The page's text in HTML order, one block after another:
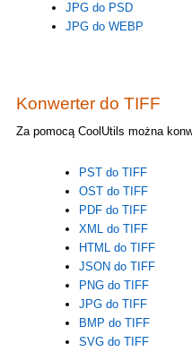
JPG do PSD
JPG do WEBP
Konwerter do TIFF
Za pomocą CoolUtils można
PST do TIFF
OST do TIFF
PDF do TIFF
XML do TIFF
HTML do TIFF
JSON do TIFF
PNG do TIFF
JPG do TIFF
BMP do TIFF
SVG do TIFF